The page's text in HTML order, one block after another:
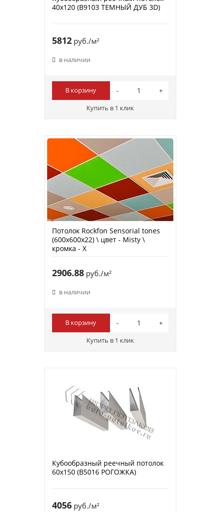
40х120 (B9103 ТЕМНЫЙ ДУБ 3D)
5812руб./м²
в наличии
В корзину
Купить в 1 клик
Потолок Rockfon Sensorial tones
(600х600х22) \ цвет - Misty \
кромка - X
2906.88руб./м²
в наличии
В корзину
Купить в 1 клик
Кубообразный реечный потолок
60х150 (B5016 РОГОЖКА)
4056руб./м²